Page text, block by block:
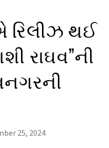
રિલીઝ થઈ
રાઘવ”ની
25, 2024